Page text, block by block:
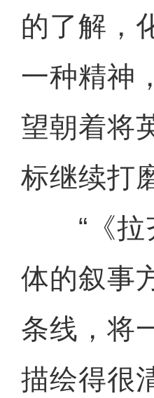
的了解，
一种精神
望朝着将
标继续打
“《拉齐
体的叙事
条线，将
描绘得很